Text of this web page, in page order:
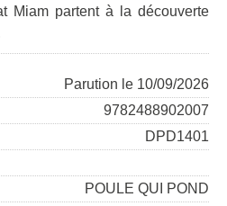
Miam partent à la découverte
Parution le 10/09/2026
9782488902007
DPD1401
POULE QUI POND